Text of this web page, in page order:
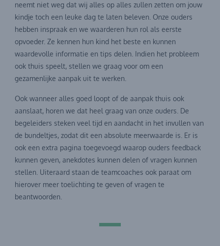
neemt niet weg dat wij alles op alles zullen zetten om jouw
kindje toch een leuke dag te laten beleven. Onze ouders
hebben inspraak en we waarderen hun rol als eerste
opvoeder. Ze kennen hun kind het beste en kunnen
waardevolle informatie en tips delen. Indien het probleem
ook thuis speelt, stellen we graag voor om een
gezamenlijke aanpak uit te werken.
Ook wanneer alles goed loopt of de aanpak thuis ook
aanslaat, horen we dat heel graag van onze ouders. De
begeleiders steken veel tijd en aandacht in het invullen van
de bundeltjes, zodat dit een absolute meerwaarde is. Er is
ook een extra pagina toegevoegd waarop ouders feedback
kunnen geven, anekdotes kunnen delen of vragen kunnen
stellen. Uiteraard staan de teamcoaches ook paraat om
hierover meer toelichting te geven of vragen te
beantwoorden.